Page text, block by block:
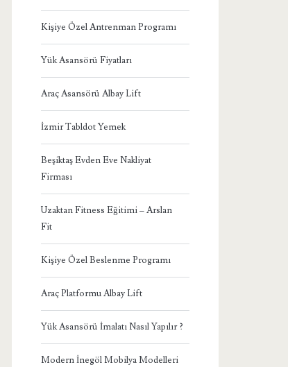
Kişiye Özel Antrenman Programı
Yük Asansörü Fiyatları
Araç Asansörü Albay Lift
İzmir Tabldot Yemek
Beşiktaş Evden Eve Nakliyat
Firması
Uzaktan Fitness Eğitimi – Arslan
Fit
Kişiye Özel Beslenme Programı
Araç Platformu Albay Lift
Yük Asansörü İmalatı Nasıl Yapılır ?
Modern İnegöl Mobilya Modelleri